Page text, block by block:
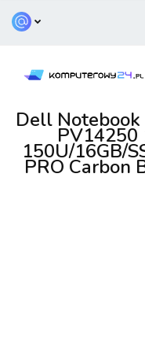
Dell
PV14250
150U/16GB/
PRO Carbon